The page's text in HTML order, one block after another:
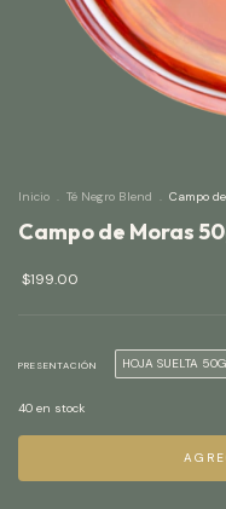
Inicio . Té Negro Blend . Campo
Campo de Moras
$199.00
PRESENTACIÓN HOJA SUELTA 50G
40 en stock